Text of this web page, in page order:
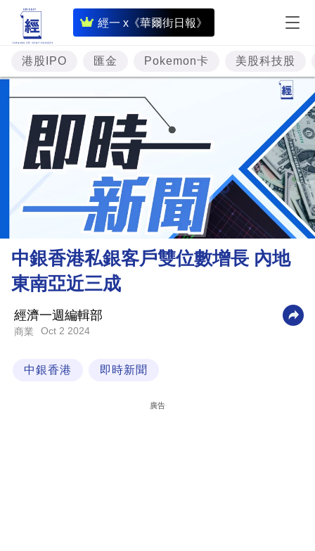
經一 x《華爾街日報》
即
時
財
經
專
題
投
資
樓
市
財
商
業
科
港股IPO 匯金 Pokemon卡 美股科技股
中銀香港私銀客戶雙位數增長 內地
東南亞近三成
經濟一週編輯部
商業 Oct 2 2024
中銀香港 即時新聞
廣告